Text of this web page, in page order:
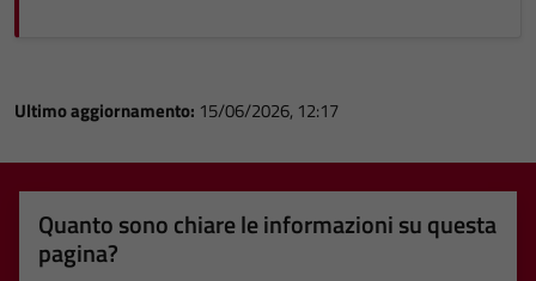
Ultimo aggiornamento: 15/06/2026, 12:17
Quanto sono chiare le informazioni su questa
pagina?